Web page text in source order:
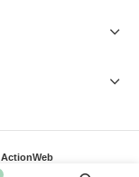
ActionWeb